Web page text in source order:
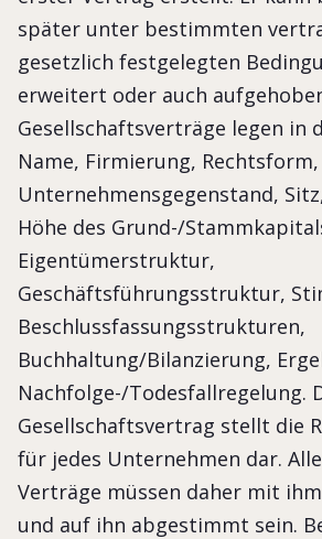
später unter bestimmten
gesetzlich festgelegten
erweitert oder auch
Gesellschaftsverträge legen in
Name, Firmierung, Rechtsform,
Unternehmensgegenstand,
Höhe des Grund-/
Eigentümerstruktur,
Geschäftsführungsstruktur,
Beschlussfassungsstrukturen,
Buchhaltung/Bilanzierung,
Nachfolge-/Todesfallregelung.
Gesellschaftsvertrag stellt die
für jedes Unternehmen dar.
Verträge müssen daher mit
und auf ihn abgestimmt sein.